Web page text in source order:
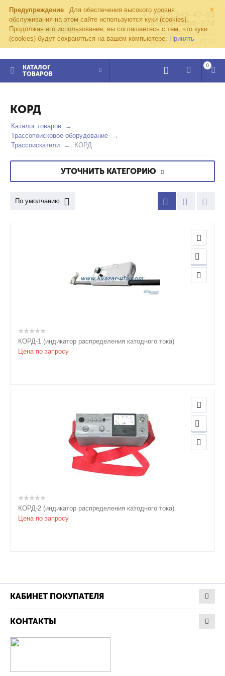
×
Предупреждение
Для обеспечения высокого уровня
обслуживания на этом сайте используются куки (cookies).
Продолжая его использование, вы соглашаетесь с тем, что куки
(cookies) будут сохраняться на вашем компьютере: Принять
+7 (727) 345-47-03
8-800-1000-274
kvazar91@yandex.ru
Пн-пт с 8:00 до 17:00
КАТАЛОГ
ТОВАРОВ
0
КОРД
Каталог товаров
Трассопоисковое оборудование
Трассоискатели
КОРД
УТОЧНИТЬ КАТЕГОРИЮ
По умолчанию
КОРД-1 (индикатор распределения катодного тока)
Цена по запросу
КОРД-2 (индикатор распределения катодного тока)
Цена по запросу
КАБИНЕТ ПОКУПАТЕЛЯ
КОНТАКТЫ